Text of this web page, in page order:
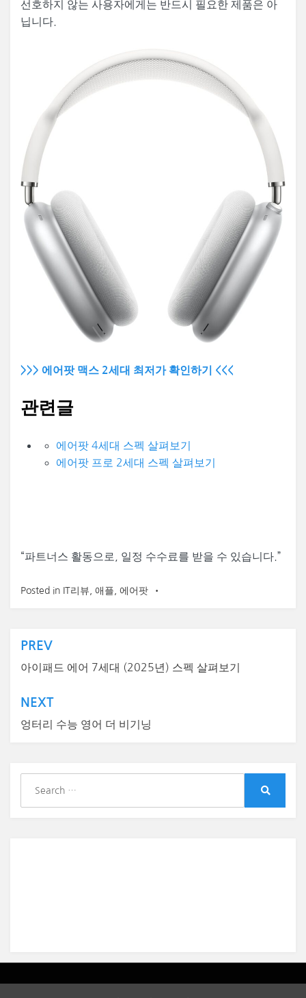
선호하지 않는 사용자에게는 반드시 필요한 제품은 아
닙니다.
>>> 에어팟 맥스 2세대 최저가 확인하기 <<<
관련글
에어팟 4세대 스펙 살펴보기
에어팟 프로 2세대 스펙 살펴보기
“파트너스 활동으로, 일정 수수료를 받을 수 있습니다.”
Posted in IT리뷰 애플 에어팟
글
탐
색
PREV
아이패드 에어 7세대 (2025년) 스펙 살펴보기
NEXT
엉터리 수능 영어 더 비기닝
a
Amphibious Theme byTemplatePocket ⋅Powered byWordPress